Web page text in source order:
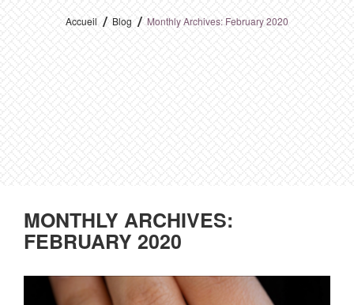
Accueil Blog Monthly Archives: February 2020
MONTHLY ARCHIVES:
FEBRUARY 2020